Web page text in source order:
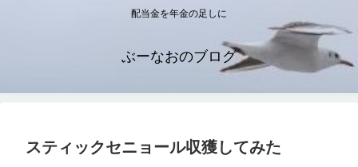
配当金を年金の足しに
ぶーなおのブログ
スティックセニョール収獲してみた